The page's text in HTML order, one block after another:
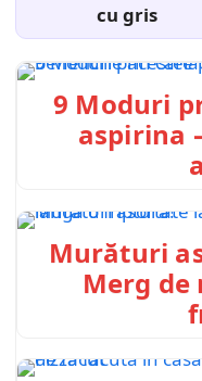
cu gris
9 Moduri
aspirina
Murături
Merg de